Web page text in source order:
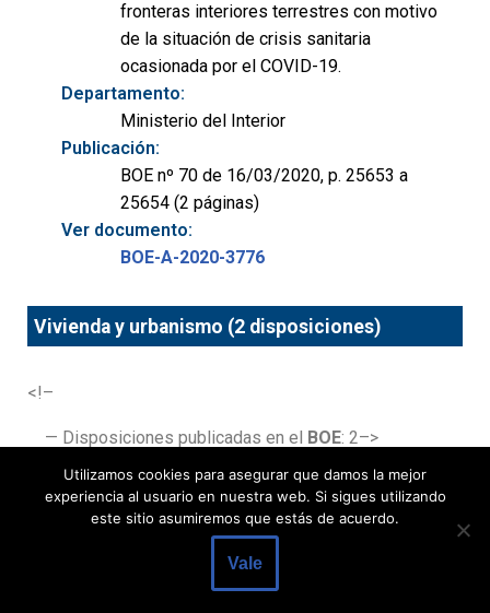
fronteras interiores terrestres con motivo
de la situación de crisis sanitaria
ocasionada por el COVID-19.
Departamento:
Ministerio del Interior
Publicación:
BOE nº 70 de 16/03/2020, p. 25653 a
25654 (2 páginas)
Ver documento:
BOE-A-2020-3776
Vivienda y urbanismo (2 disposiciones)
<!–
— Disposiciones publicadas en el BOE: 2–>
Título:
Ley Foral 5/2020, de 4 de marzo, de
Presupuestos Generales de Navarra para
Utilizamos cookies para asegurar que damos la mejor
experiencia al usuario en nuestra web. Si sigues utilizando
este sitio asumiremos que estás de acuerdo.
Vale